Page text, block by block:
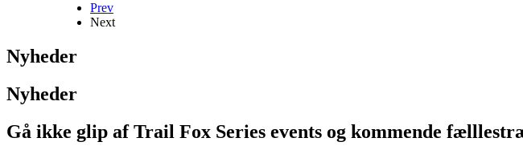
Prev
Next
Nyheder
Nyheder
Gå ikke glip af Trail Fox Series events og kommende